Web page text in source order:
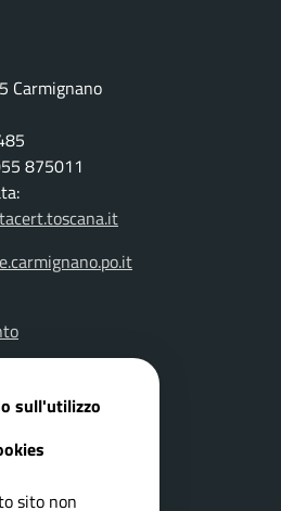
Carmignano
875011
sull'utilizzo
sito non